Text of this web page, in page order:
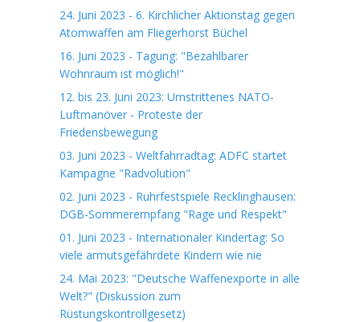
24. Juni 2023 - 6. Kirchlicher Aktionstag gegen
Atomwaffen am Fliegerhorst Büchel
16. Juni 2023 - Tagung: "Bezahlbarer
Wohnraum ist möglich!"
12. bis 23. Juni 2023: Umstrittenes NATO-
Luftmanöver - Proteste der
Friedensbewegung
03. Juni 2023 - Weltfahrradtag: ADFC startet
Kampagne "Radvolution"
02. Juni 2023 - Ruhrfestspiele Recklinghausen:
DGB-Sommerempfang "Rage und Respekt"
01. Juni 2023 - Internationaler Kindertag: So
viele armutsgefährdete Kindern wie nie
24. Mai 2023: "Deutsche Waffenexporte in alle
Welt?" (Diskussion zum
Rüstungskontrollgesetz)